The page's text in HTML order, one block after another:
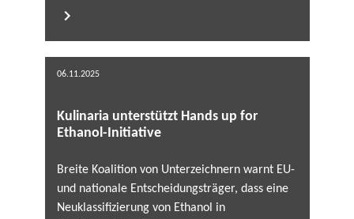
06.11.2025
Kulinaria unterstützt Hands up for
Ethanol-Initiative
Breite Koalition von Unterzeichnern warnt EU-
und nationale Entscheidungsträger, dass eine
Neuklassifizierung von Ethanol in